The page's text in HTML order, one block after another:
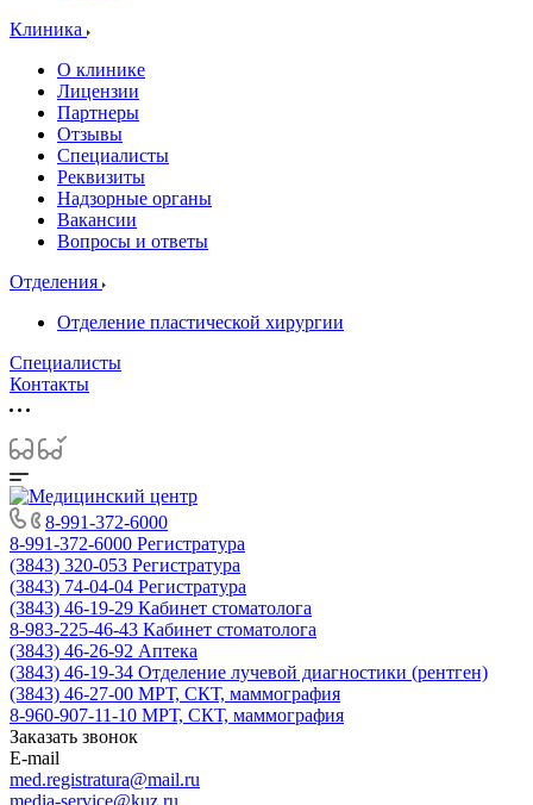
Клиника
О клинике
Лицензии
Партнеры
Отзывы
Специалисты
Реквизиты
Надзорные органы
Вакансии
Вопросы и ответы
Отделения
Отделение пластической хирургии
Специалисты
Контакты
8-991-372-6000
8-991-372-6000 Регистратура
(3843) 320-053 Регистратура
(3843) 74-04-04 Регистратура
(3843) 46-19-29 Кабинет стоматолога
8-983-225-46-43 Кабинет стоматолога
(3843) 46-26-92 Аптека
(3843) 46-19-34 Отделение лучевой диагностики (рентген)
(3843) 46-27-00 МРТ, СКТ, маммография
8-960-907-11-10 МРТ, СКТ, маммография
Заказать звонок
E-mail
med.registratura@mail.ru
media-service@kuz.ru